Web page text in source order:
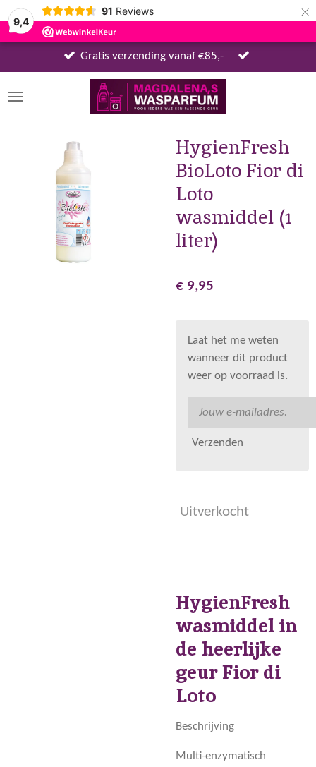
9,4
91 Reviews ×
Gratis verzending vanaf €85,-
HygienFresh
BioLoto Fior di
Loto
wasmiddel (1
liter)
€ 9,95
Laat het me weten
wanneer dit product
weer op voorraad is.
Verzenden
Uitverkocht
HygienFresh
wasmiddel in
de heerlijke
geur Fior di
Loto
Beschrijving
Multi-enzymatisch